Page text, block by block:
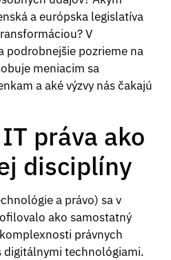
a európska legislatíva
V
podrobnejšie pozrieme na
meniacim sa
a aké výzvy nás čakajú
práva ako
disciplíny
a právo) sa v
ako samostatný
právnych
digitálnymi technológiami.